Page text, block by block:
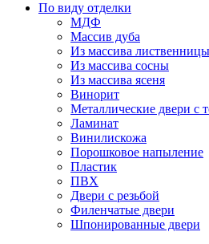
По виду отделки
МДФ
Массив дуба
Из массива лиственницы
Из массива сосны
Из массива ясеня
Винорит
Металлические двери с
Ламинат
Винилискожа
Порошковое напыление
Пластик
ПВХ
Двери с резьбой
Филенчатые двери
Шпонированные двери